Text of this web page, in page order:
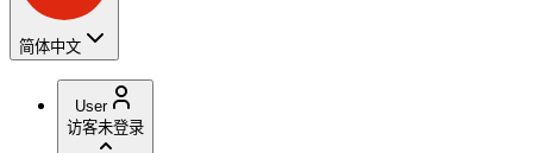
简体中文
User
访客未登录